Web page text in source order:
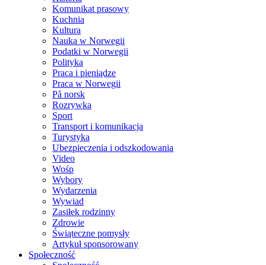
Komunikat prasowy
Kuchnia
Kultura
Nauka w Norwegii
Podatki w Norwegii
Polityka
Praca i pieniądze
Praca w Norwegii
På norsk
Rozrywka
Sport
Transport i komunikacja
Turystyka
Ubezpieczenia i odszkodowania
Video
Wośp
Wybory
Wydarzenia
Wywiad
Zasiłek rodzinny
Zdrowie
Świąteczne pomysły
Artykuł sponsorowany
Społeczność